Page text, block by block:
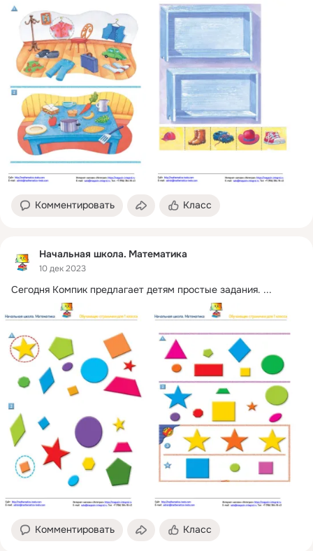
Комментировать Класс
Начальная школа. Математика
10 дек 2023
Сегодня Компик предлагает детям простые задания. ...
Комментировать Класс